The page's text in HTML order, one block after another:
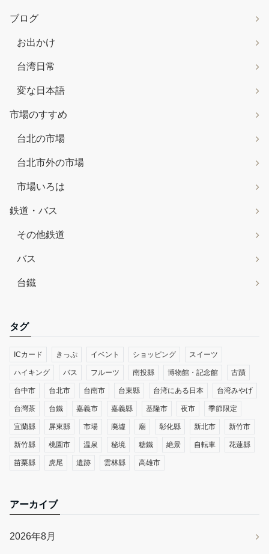
ブログ
お出かけ
台湾日常
変な日本語
市場のすすめ
台北の市場
台北市外の市場
市場いろは
鉄道・バス
その他鉄道
バス
台鐵
タグ
ICカード きっぷ イベント ショッピング スイーツ
ハイキング バス フルーツ 南投縣 博物館・記念館 古蹟
台中市 台北市 台南市 台東縣 台湾にある日本 台湾みやげ
台灣茶 台鐵 嘉義市 嘉義縣 基隆市 夜市 季節限定
宜蘭縣 屏東縣 市場 廃墟 廟 彰化縣 新北市 新竹市
新竹縣 桃園市 温泉 秘境 糖鐵 絶景 自転車 花蓮縣
苗栗縣 虎尾 遺跡 雲林縣 高雄市
アーカイブ
2026年8月